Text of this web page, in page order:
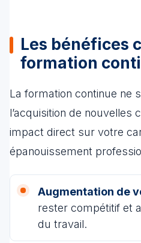
Les bénéfices
formation
La formation continue ne
l’acquisition de nouvelles
impact direct sur votre
épanouissement
Augmentation de
rester compétitif et
du travail.